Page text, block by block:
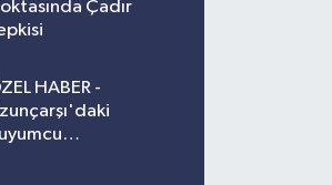
Çadır
HABER -